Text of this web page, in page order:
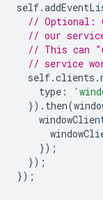
self.
// Optional:
// our
// This can
// service
self.clients .
type :
}). then(
});
});
});